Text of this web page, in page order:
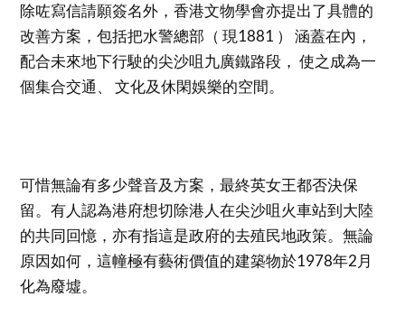
除咗寫信請願簽名外，香港文物學會亦提出了具體的
改善方案，包括把水警總部（ 現1881 ） 涵蓋在內，
配合未來地下行駛的尖沙咀九廣鐵路段， 使之成為一
個集合交通、 文化及休閑娛樂的空間。
可惜無論有多少聲音及方案，最終英女王都否決保
留。有人認為港府想切除港人在尖沙咀火車站到大陸
的共同回憶，亦有指這是政府的去殖民地政策。無論
原因如何，這幢極有藝術價值的建築物於1978年2月
化為廢墟。